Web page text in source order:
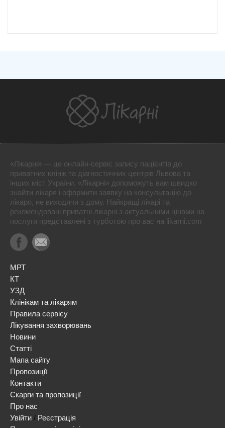
«Лікарні» — це онлайн-сервіс запису пацієнтів до
приватних клінік та діагностичних центрів Львова та
інших міст України. «Лікарні» допоможуть вам швидко
знайти лікаря і оформити заявку на консультацію до
лікаря, не виходячи з дому. Найкращі лікарі та
рекомендовані приватні лікарні з актуальними цінами на
послуги представлені з турботою про вас на likarni.com
МРТ
КТ
УЗД
Клінікам та лікарям
Правила сервісу
Лікування захворювань
Новини
Статті
Мапа сайту
Пропозиції
Контакти
Скарги та пропозиції
Про нас
Увійти / Реєстрація